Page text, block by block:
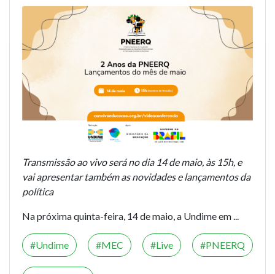
Transmissão ao vivo será no dia 14 de maio, às 15h, e
vai apresentar também as novidades e lançamentos da
política
Na próxima quinta-feira, 14 de maio, a Undime em ...
Undime MEC Live PNEERQ